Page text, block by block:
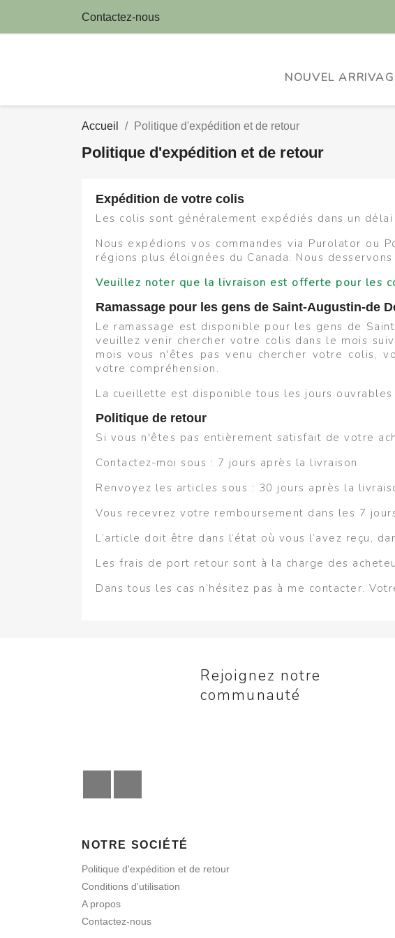
Contactez-nous
NOUVEL
Accueil Politique d'expédition et de retour
Politique d'expédition et de retour
Expédition de votre colis
Les colis sont généralement expédiés dans un
Nous expédions vos commandes via Purolator ou
régions plus éloignées du Canada. Nous
Veuillez noter que la livraison est offerte pour les
Ramassage pour les gens de Saint-Augustin-de
Le ramassage est disponible pour les gens de
veuillez venir chercher votre colis dans le mois
mois vous n'êtes pas venu chercher votre colis,
votre compréhension.
La cueillette est disponible tous les jours
Politique de retour
Si vous n'êtes pas entièrement satisfait de votre
Contactez-moi sous : 7 jours après la livraison
Renvoyez les articles sous : 30 jours après la
Vous recevrez votre remboursement dans les 7
L’article doit être dans l’état où vous l’avez reçu,
Les frais de port retour sont à la charge des
Dans tous les cas n’hésitez pas à me contacter.
Rejoignez notre
communauté
NOTRE SOCIÉTÉ
Politique d'expédition et de retour
Conditions d'utilisation
A propos
Contactez-nous